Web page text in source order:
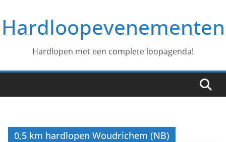
naar
deHardloopevenementen
Hardlopen met een complete loopagenda!
0,5 km hardlopen Woudrichem (NB)